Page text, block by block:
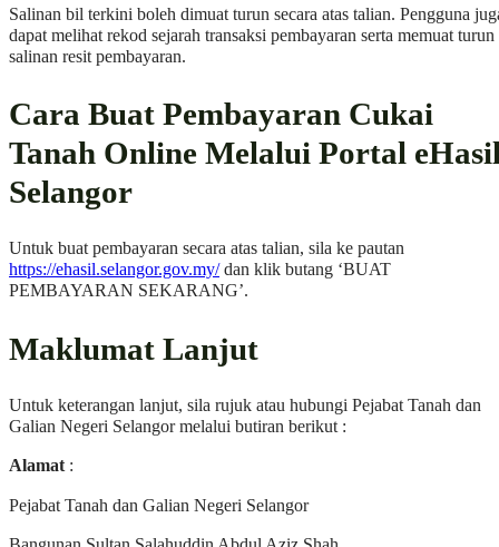
Salinan bil terkini boleh dimuat turun secara atas talian. Pengguna
dapat melihat rekod sejarah transaksi pembayaran serta memuat turun
salinan resit pembayaran.
Cara Buat Pembayaran Cukai
Tanah Online Melalui Portal
Selangor
Untuk buat pembayaran secara atas talian, sila ke pautan
https://ehasil.selangor.gov.my/dan klik butang ‘BUAT
PEMBAYARAN SEKARANG’.
Maklumat Lanjut
Untuk keterangan lanjut, sila rujuk atau hubungi Pejabat Tanah dan
Galian Negeri Selangor melalui butiran berikut :
Alamat:
Pejabat Tanah dan Galian Negeri Selangor